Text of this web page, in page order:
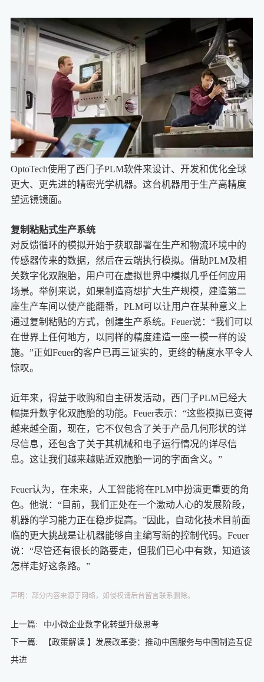
OptoTech使用了西门子PLM软件来设计、开发和优化全球
更大、更先进的精密光学机器。这台机器用于生产高精度
望远镜镜面。
复制粘贴式生产系统
对反馈循环的模拟开始于获取部署在生产和物流环境中的
传感器传来的数据，然后在云端执行模拟。借助PLM及相
关数字化双胞胎，用户可在虚拟世界中模拟几乎任何应用
场景。举例来说，如果制造商想扩大生产规模，建造第二
座生产车间以使产能翻番，PLM可以让用户在某种意义上
通过复制粘贴的方式，创建生产系统。Feuer说：“我们可以
在世界上任何地方，以同样的精度建造一座一模一样的设
施。”正如Feuer的客户已再三证实的，更终的精度水平令人
惊叹。
近年来，得益于收购和自主研发活动，西门子PLM已经大
幅提升数字化双胞胎的功能。Feuer表示：“这些模拟已变得
越来越全面，现在，它不仅包含了关于产品几何形状的详
尽信息，还包含了关于其机械和电子运行情况的详尽信
息。这让我们越来越贴近双胞胎一词的字面含义。”
Feuer认为，在未来，人工智能将在PLM中扮演更重要的角
色。他说：“目前，我们正处在一个激动人心的发展阶段，
机器的学习能力正在稳步提高。”因此，自动化技术目前面
临的更大挑战是让机器能够自主编写新的控制代码。Feuer
说：“尽管还有很长的路要走，但我们已心中有数，知道该
怎样走好这条路。”
声明：部分内容来源于网络，如侵权请后台留言联系删除。
上一篇:
中小微企业数字化转型升级思考
下一篇:
【政策解读 】发展改革委：推动中国服务与中国制造互促
共进